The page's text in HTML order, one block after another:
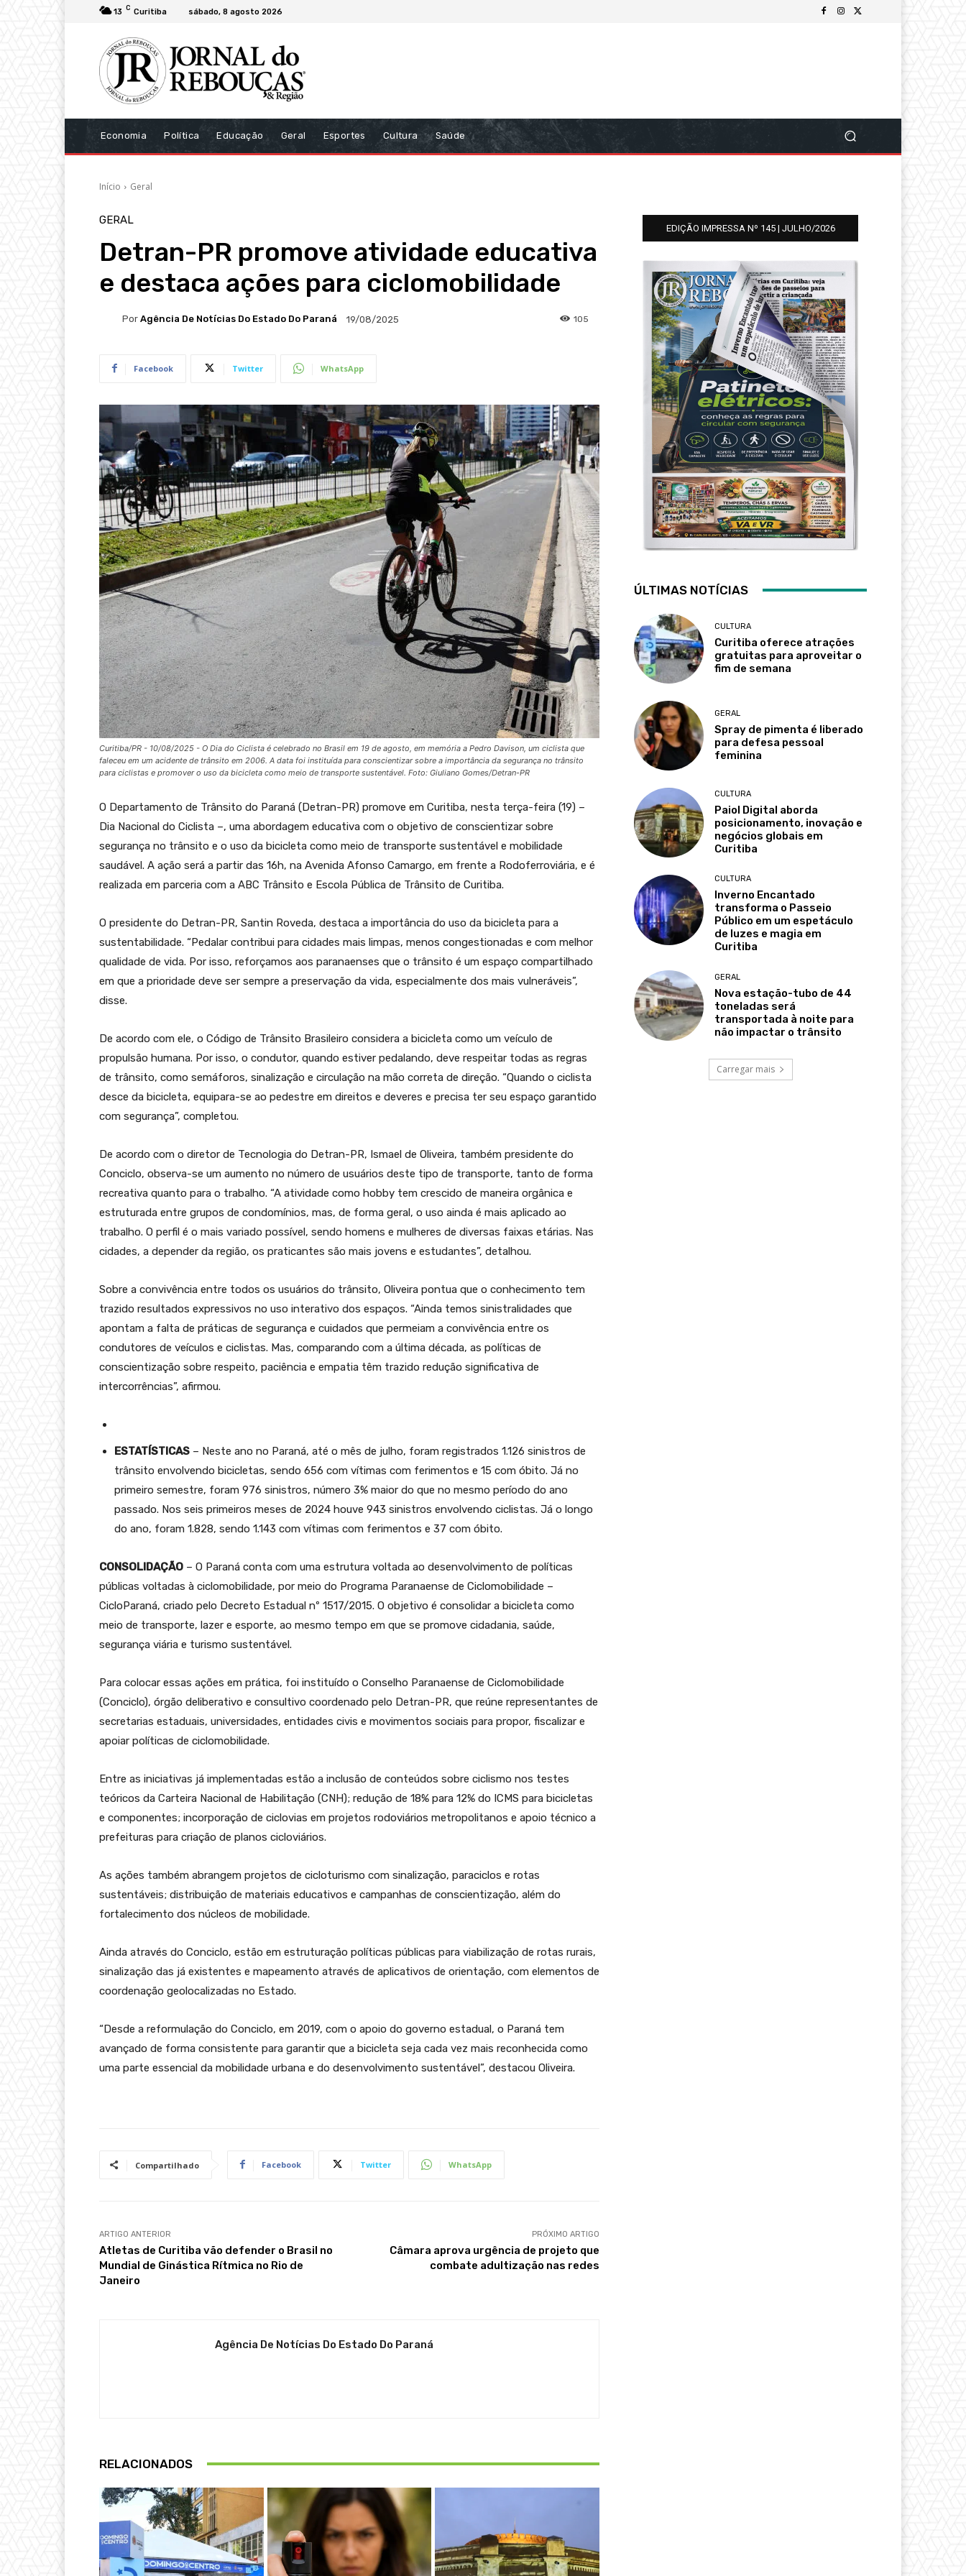
13 C Curitiba sábado, 8 agosto 2026
Economia Política Educação Geral Esportes Cultura Saúde
Início Geral
GERAL
Detran-PR promove atividade educativa
e destaca ações para ciclomobilidade
Por Agência De Notícias Do Estado Do Paraná 19/08/2025 105
Facebook Twitter WhatsApp
Curitiba/PR - 10/08/2025 - O Dia do Ciclista é celebrado no Brasil em 19 de agosto, em memória a Pedro Davison, um ciclista que
faleceu em um acidente de trânsito em 2006. A data foi instituída para conscientizar sobre a importância da segurança no trânsito
para ciclistas e promover o uso da bicicleta como meio de transporte sustentável. Foto: Giuliano Gomes/Detran-PR
O Departamento de Trânsito do Paraná (Detran-PR) promove em Curitiba, nesta terça-feira (19) –
Dia Nacional do Ciclista –, uma abordagem educativa com o objetivo de conscientizar sobre
segurança no trânsito e o uso da bicicleta como meio de transporte sustentável e mobilidade
saudável. A ação será a partir das 16h, na Avenida Afonso Camargo, em frente a Rodoferroviária, e é
realizada em parceria com a ABC Trânsito e Escola Pública de Trânsito de Curitiba.
O presidente do Detran-PR, Santin Roveda, destaca a importância do uso da bicicleta para a
sustentabilidade. “Pedalar contribui para cidades mais limpas, menos congestionadas e com melhor
qualidade de vida. Por isso, reforçamos aos paranaenses que o trânsito é um espaço compartilhado
em que a prioridade deve ser sempre a preservação da vida, especialmente dos mais vulneráveis”,
disse.
De acordo com ele, o Código de Trânsito Brasileiro considera a bicicleta como um veículo de
propulsão humana. Por isso, o condutor, quando estiver pedalando, deve respeitar todas as regras
de trânsito, como semáforos, sinalização e circulação na mão correta de direção. “Quando o ciclista
desce da bicicleta, equipara-se ao pedestre em direitos e deveres e precisa ter seu espaço garantido
com segurança”, completou.
De acordo com o diretor de Tecnologia do Detran-PR, Ismael de Oliveira, também presidente do
Conciclo, observa-se um aumento no número de usuários deste tipo de transporte, tanto de forma
recreativa quanto para o trabalho. “A atividade como hobby tem crescido de maneira orgânica e
estruturada entre grupos de condomínios, mas, de forma geral, o uso ainda é mais aplicado ao
trabalho. O perfil é o mais variado possível, sendo homens e mulheres de diversas faixas etárias. Nas
cidades, a depender da região, os praticantes são mais jovens e estudantes”, detalhou.
Sobre a convivência entre todos os usuários do trânsito, Oliveira pontua que o conhecimento tem
trazido resultados expressivos no uso interativo dos espaços. “Ainda temos sinistralidades que
apontam a falta de práticas de segurança e cuidados que permeiam a convivência entre os
condutores de veículos e ciclistas. Mas, comparando com a última década, as políticas de
conscientização sobre respeito, paciência e empatia têm trazido redução significativa de
intercorrências”, afirmou.
ESTATÍSTICAS – Neste ano no Paraná, até o mês de julho, foram registrados 1.126 sinistros de
trânsito envolvendo bicicletas, sendo 656 com vítimas com ferimentos e 15 com óbito. Já no
primeiro semestre, foram 976 sinistros, número 3% maior do que no mesmo período do ano
passado. Nos seis primeiros meses de 2024 houve 943 sinistros envolvendo ciclistas. Já o longo
do ano, foram 1.828, sendo 1.143 com vítimas com ferimentos e 37 com óbito.
CONSOLIDAÇÃO – O Paraná conta com uma estrutura voltada ao desenvolvimento de políticas
públicas voltadas à ciclomobilidade, por meio do Programa Paranaense de Ciclomobilidade –
CicloParaná, criado pelo Decreto Estadual nº 1517/2015. O objetivo é consolidar a bicicleta como
meio de transporte, lazer e esporte, ao mesmo tempo em que se promove cidadania, saúde,
segurança viária e turismo sustentável.
Para colocar essas ações em prática, foi instituído o Conselho Paranaense de Ciclomobilidade
(Conciclo), órgão deliberativo e consultivo coordenado pelo Detran-PR, que reúne representantes de
secretarias estaduais, universidades, entidades civis e movimentos sociais para propor, fiscalizar e
apoiar políticas de ciclomobilidade.
Entre as iniciativas já implementadas estão a inclusão de conteúdos sobre ciclismo nos testes
teóricos da Carteira Nacional de Habilitação (CNH); redução de 18% para 12% do ICMS para bicicletas
e componentes; incorporação de ciclovias em projetos rodoviários metropolitanos e apoio técnico a
prefeituras para criação de planos cicloviários.
As ações também abrangem projetos de cicloturismo com sinalização, paraciclos e rotas
sustentáveis; distribuição de materiais educativos e campanhas de conscientização, além do
fortalecimento dos núcleos de mobilidade.
Ainda através do Conciclo, estão em estruturação políticas públicas para viabilização de rotas rurais,
sinalização das já existentes e mapeamento através de aplicativos de orientação, com elementos de
coordenação geolocalizadas no Estado.
“Desde a reformulação do Conciclo, em 2019, com o apoio do governo estadual, o Paraná tem
avançado de forma consistente para garantir que a bicicleta seja cada vez mais reconhecida como
uma parte essencial da mobilidade urbana e do desenvolvimento sustentável”, destacou Oliveira.
Compartilhado Facebook Twitter WhatsApp
ARTIGO ANTERIOR
Atletas de Curitiba vão defender o Brasil no
Mundial de Ginástica Rítmica no Rio de
Janeiro
PRÓXIMO ARTIGO
Câmara aprova urgência de projeto que
combate adultização nas redes
Agência De Notícias Do Estado Do Paraná
RELACIONADOS
EDIÇÃO IMPRESSA Nº 145 | JULHO/2026
ÚLTIMAS NOTÍCIAS
CULTURA
Curitiba oferece atrações
gratuitas para aproveitar o
fim de semana
GERAL
Spray de pimenta é liberado
para defesa pessoal
feminina
CULTURA
Paiol Digital aborda
posicionamento, inovação e
negócios globais em
Curitiba
CULTURA
Inverno Encantado
transforma o Passeio
Público em um espetáculo
de luzes e magia em
Curitiba
GERAL
Nova estação-tubo de 44
toneladas será
transportada à noite para
não impactar o trânsito
Carregar mais